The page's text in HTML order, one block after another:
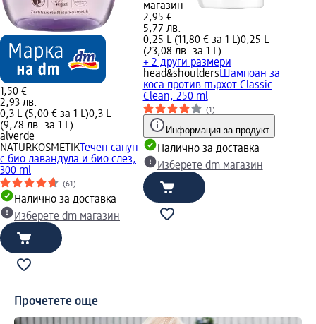
1,50 €
2,93 лв.
0,3 L (5,00 € за 1 L)0,3 L
(9,78 лв. за 1 L)
alverde
NATURKOSMETIKТечен сапун
с био лавандула и био слез,
300 ml
(61)
Налично за доставка
Изберете dm магазин
магазин
2,95 €
5,77 лв.
0,25 L (11,80 € за 1 L)0,25 L
(23,08 лв. за 1 L)
+ 2 други размери
head&shouldersШампоан за
коса против пърхот Classic
Clean, 250 ml
(1)
Информация за продукт
Налично за доставка
Изберете dm магазин
Прочетете още